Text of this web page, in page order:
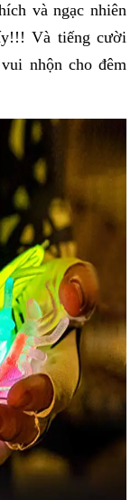
và ngạc nhiên
Và tiếng cười
nhộn cho đêm